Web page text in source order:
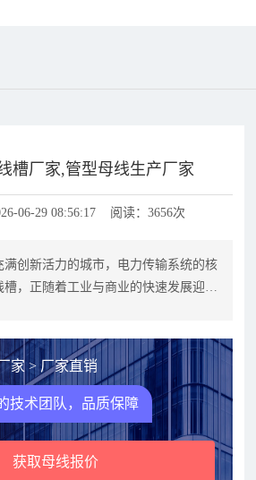
槽厂家,管型母线生产厂家
06-29 08:56:17 阅读：3656次
满创新活力的城市，电力传输系统的核
，正随着工业与商业的快速发展迎来
家 > 厂家直销
技术团队，品质保障
获取母线报价